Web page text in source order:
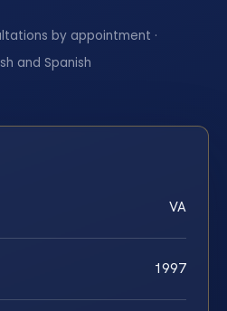
by appointment ·
and Spanish
VA
1997